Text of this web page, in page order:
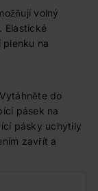
volný
Elastické
na
do
pásek na
pásky uchytily
zavřít a